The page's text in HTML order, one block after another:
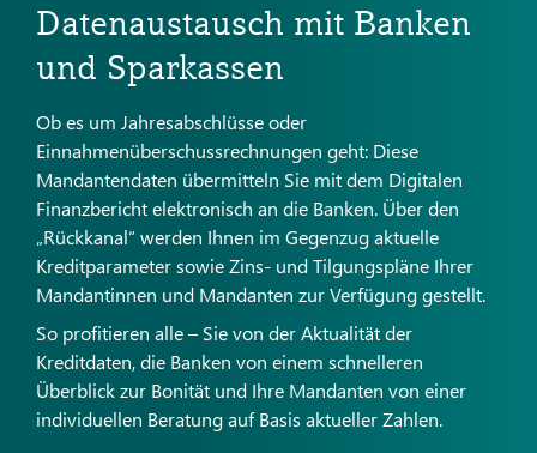
Datenaustausch mit Banken
und Sparkassen
Ob es um Jahresabschlüsse oder
Einnahmenüberschussrechnungen geht: Diese
Mandantendaten übermitteln Sie mit dem Digitalen
Finanzbericht elektronisch an die Banken. Über den
„Rückkanal“ werden Ihnen im Gegenzug aktuelle
Kreditparameter sowie Zins- und Tilgungspläne Ihrer
Mandantinnen und Mandanten zur Verfügung gestellt.
So profitieren alle – Sie von der Aktualität der
Kreditdaten, die Banken von einem schnelleren
Überblick zur Bonität und Ihre Mandanten von einer
individuellen Beratung auf Basis aktueller Zahlen.